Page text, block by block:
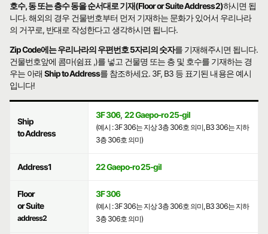
호수, 동 또는 층수 동을 순서대로 기재(Floor or Suite Address2)하시면 됩
니다. 해외의 경우 건물번호부터 먼저 기재하는 문화가 있어서 우리나라
의 거꾸로, 반대로 작성한다고 생각하시면 됩니다.
Zip Code에는 우리나라의 우편번호 5자리의 숫자를 기재해주시면 됩니다.
건물번호앞에 콤마(쉼표 ,)를 넣고 건물명 또는 층 및 호수를 기재하는 경
우는 아래Ship to Address를 참조하세요. 3F, B3 등 표기된 내용은 예시
입니다!
Ship
to Address
3F 306, 22 Gaepo-ro 25-gil
(예시 : 3F 306는 지상 3층 306호 의미, B3 306는 지하
3층 306호 의미)
Address1 22 Gaepo-ro 25-gil
Floor
or Suite
address2
3F 306
(예시 : 3F 306는 지상 3층 306호 의미, B3 306는 지하
3층 306호 의미)